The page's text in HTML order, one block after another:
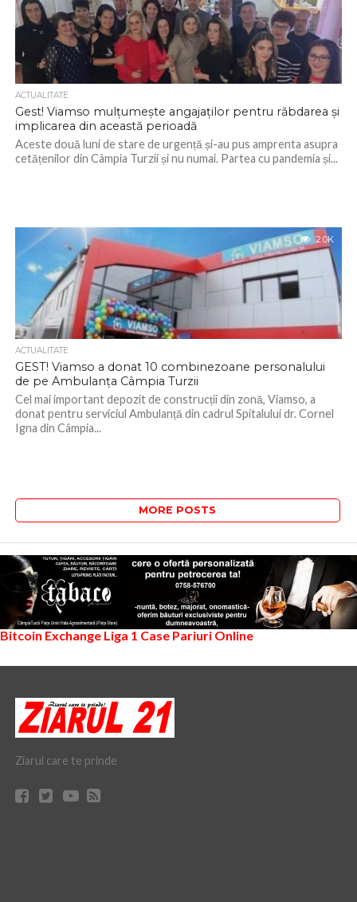
ACTUALITATE
Gest! Viamso mulțumește angajaților pentru răbdarea și
implicarea din această perioadă
Aceste două luni de stare de urgență și-au pus amprenta asupra
cetățenilor din Câmpia Turzii și nu numai. Partea cu pandemia și...
2.0K
ACTUALITATE
GEST! Viamso a donat 10 combinezoane personalului
de pe Ambulanța Câmpia Turzii
Cel mai important depozit de construcții din zonă, Viamso, a
donat pentru serviciul Ambulanță din cadrul Spitalului dr. Cornel
Igna din Câmpia...
MORE POSTS
Bitcoin Exchange Liga 1 Case Pariuri Online
Ziarul care te prinde